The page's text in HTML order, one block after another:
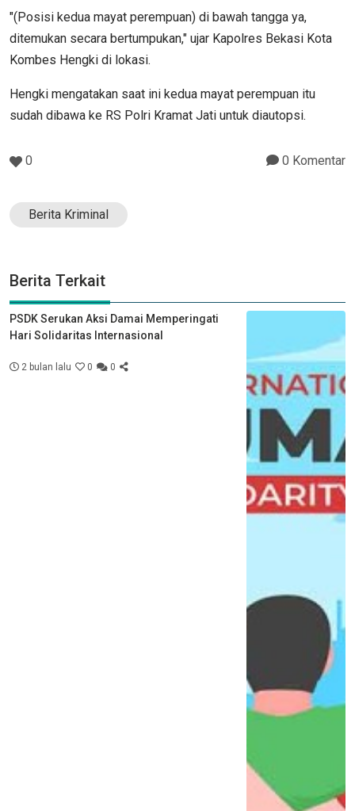
"(Posisi kedua mayat perempuan) di bawah tangga ya,
ditemukan secara bertumpukan," ujar Kapolres Bekasi Kota
Kombes Hengki di lokasi.
Hengki mengatakan saat ini kedua mayat perempuan itu
sudah dibawa ke RS Polri Kramat Jati untuk diautopsi.
0 0 Komentar
Berita Kriminal
Berita Terkait
PSDK Serukan Aksi Damai Memperingati
Hari Solidaritas Internasional
2 bulan lalu 0 0